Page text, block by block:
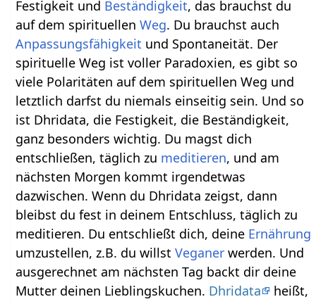
Festigkeit und Beständigkeit, das brauchst du
auf dem spirituellenWeg. Du brauchst auch
Anpassungsfähigkeit und Spontaneität. Der
spirituelle Weg ist voller Paradoxien, es gibt so
viele Polaritäten auf dem spirituellen Weg und
letztlich darfst du niemals einseitig sein. Und so
ist Dhridata, die Festigkeit, die Beständigkeit,
ganz besonders wichtig. Du magst dich
entschließen, täglich zu meditieren, und am
nächsten Morgen kommt irgendetwas
dazwischen. Wenn du Dhridata zeigst, dann
bleibst du fest in deinem Entschluss, täglich zu
meditieren. Du entschließt dich, deine Ernährung
umzustellen, z.B. du willstVeganer werden. Und
ausgerechnet am nächsten Tag backt dir deine
Mutter deinen Lieblingskuchen. Dhridata
heißt,